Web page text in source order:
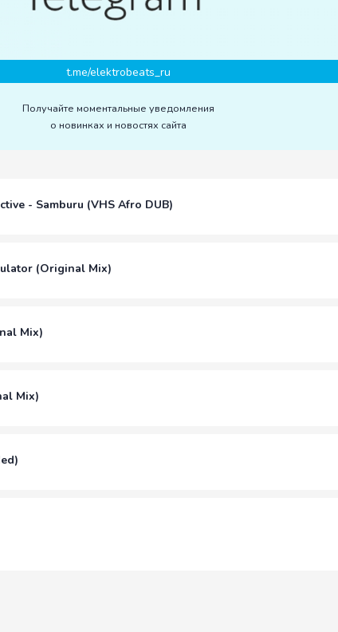
t.me/elektrobeats_ru
Получайте моментальные уведомления
о новинках и новостях сайта
- Samburu (VHS Afro DUB)
(Original Mix)
Mix)
Mix)